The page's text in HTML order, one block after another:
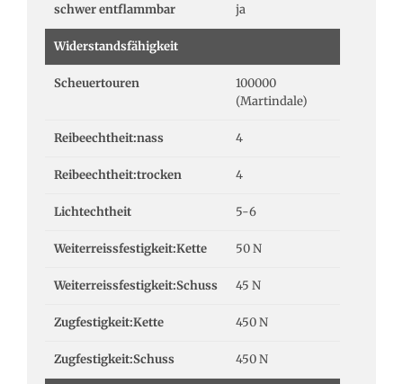
schwer entflammbar ja
Widerstandsfähigkeit
Scheuertouren
100000
(Martindale)
Reibeechtheit:nass 4
Reibeechtheit:trocken 4
Lichtechtheit 5-6
Weiterreissfestigkeit:Kette 50 N
Weiterreissfestigkeit:Schuss 45 N
Zugfestigkeit:Kette 450 N
Zugfestigkeit:Schuss 450 N